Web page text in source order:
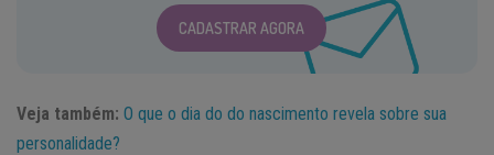
CADASTRAR AGORA
Veja também: O que o dia do do nascimento revela sobre sua
personalidade?